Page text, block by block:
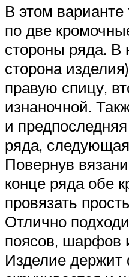
В этом варианте
по две
стороны ряда. В
сторона
правую спицу,
изнаночной.
и
ряда,
Повернув
конце ряда обе
провязать
Отлично
поясов, шарфов
Изделие